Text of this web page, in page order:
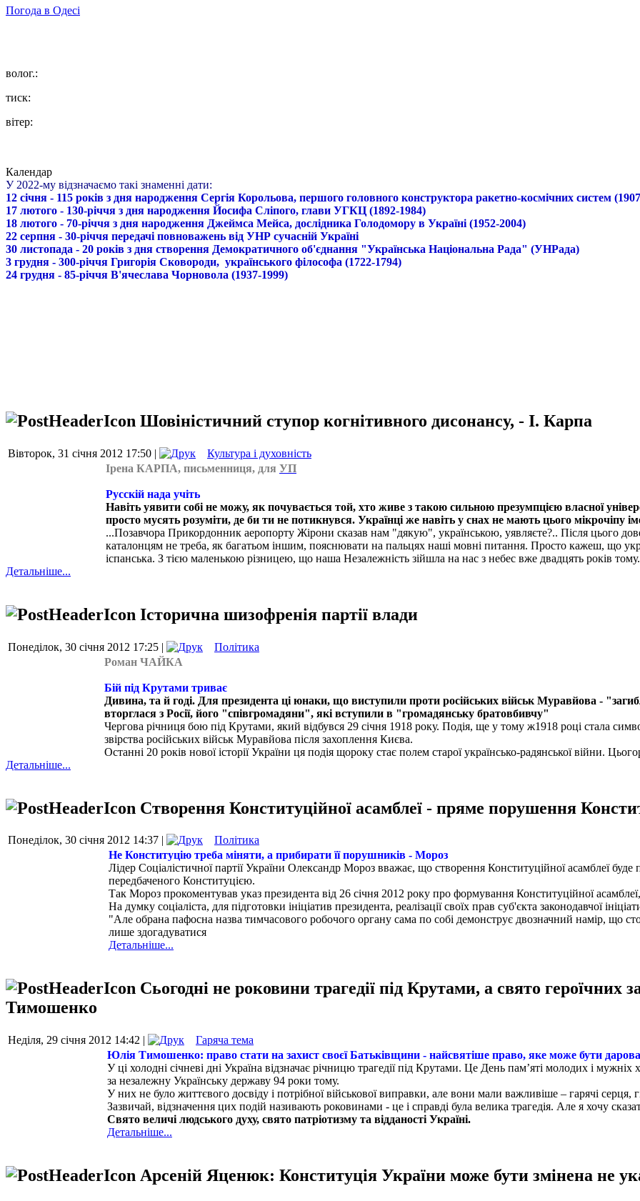
Погода в Одесі
волог.:
тиск:
вітер:
Календар
У 2022-му відзначаємо такі знаменні дати:
12 січня - 115 років з дня народження Сергія Корольова, першого головного конструктора ракетно-космічних систем
17 лютого - 130-річчя з дня народження Йосифа Сліпого, глави УГКЦ (1892-1984)
18 лютого - 70-річчя з дня народження Джеймса Мейса, дослідника Голодомору в Україні (1952-2004)
22 серпня - 30-річчя передачі повноважень від УНР сучасній Україні
30 листопада - 20 років з дня створення Демократичного об'єднання "Українська Національна Рада" (УНРада)
3 грудня - 300-річчя Григорія Сковороди, українського філософа (1722-1794)
24 грудня - 85-річчя В'ячеслава Чорновола (1937-1999)
Шовіністичний ступор когнітивного дисонансу, - І. Карпа
Вівторок, 31 січня 2012 17:50 |
Культура і духовність
Ірена КАРПА, письменниця, для УП
Русскій нада учіть
Навіть уявити собі не можу, як почувається той, хто живе з такою сильною презумпцією власної
просто мусять розуміти, де би ти не потикнувся. Українці же навіть у снах не мають цього мікрочіпу
...Позавчора Прикордонник аеропорту Жірони сказав нам "дякую", українською, уявляєте?.. Після цього
каталонцям не треба, як багатьом іншим, пояснювати на пальцях наші мовні питання. Просто кажеш, що
іспанська. З тією маленькою різницею, що наша Незалежність зійшла на нас з небес вже двадцять років тому.
Детальніше...
Історична шизофренія партії влади
Понеділок, 30 січня 2012 17:25 |
Політика
Роман ЧАЙКА
Бій під Крутами триває
Дивина, та й годі. Для президента ці юнаки, що виступили проти російських військ Муравйова -
вторглася з Росії, його "співгромадяни", які вступили в "громадянську братовбивчу"
Чергова річниця бою під Крутами, який відбувся 29 січня 1918 року. Подія, ще у тому ж1918 році стала
звірства російських військ Муравйова після захоплення Києва.
Останні 20 років нової історії України ця подія щороку стає полем старої українсько-радянської війни.
Детальніше...
Створення Конституційної асамблеї - пряме порушення
Понеділок, 30 січня 2012 14:37 |
Політика
Не Конституцію треба міняти, а прибирати її порушників - Мороз
Лідер Соціалістичної партії України Олександр Мороз вважає, що створення Конституційної асамблеї
передбаченого Конституцією.
Так Мороз прокоментував указ президента від 26 січня 2012 року про формування Конституційної
На думку соціаліста, для підготовки ініціатив президента, реалізації своїх прав суб'єкта законодавчої
"Але обрана пафосна назва тимчасового робочого органу сама по собі демонструє двозначний намір, що
лише здогадуватися
Детальніше...
Сьогодні не роковини трагедії під Крутами, а свято
Тимошенко
Неділя, 29 січня 2012 14:42 |
Гаряча тема
Юлія Тимошенко: право стати на захист своєї Батьківщини - найсвятіше право, яке може бути
У ці холодні січневі дні Україна відзначає річницю трагедії під Крутами. Це День пам’яті молодих і
за незалежну Українську державу 94 роки тому.
У них не було життєвого досвіду і потрібної військової виправки, але вони мали важливіше – гарячі серця,
Зазвичай, відзначення цих подій називають роковинами - це і справді була велика трагедія. Але я хочу
Свято величі людського духу, свято патріотизму та відданості Україні.
Детальніше...
Арсеній Яценюк: Конституція України може бути змінена не